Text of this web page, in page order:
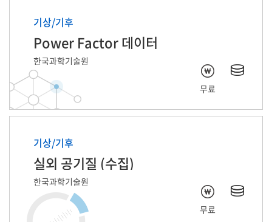
기상/기후
Power Factor 데이터
한국과학기술원
무료
기상/기후
실외 공기질 (수집)
한국과학기술원
무료